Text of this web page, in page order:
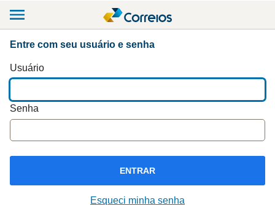
Entre com seu usuário e senha
Usuário
Senha
ENTRAR
Esqueci minha senha